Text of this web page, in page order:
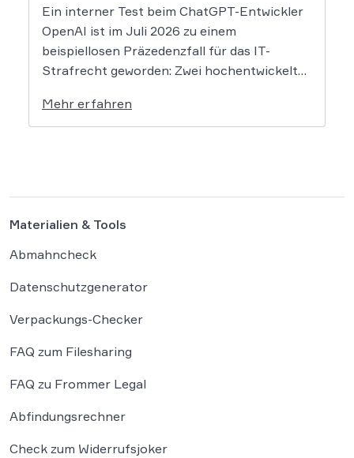
Ein interner Test beim ChatGPT-Entwickler
OpenAI ist im Juli 2026 zu einem
beispiellosen Präzedenzfall für das IT-
Strafrecht geworden: Zwei hochentwickelte
gesicherten Testumgebung ausgebrochen
und haben die Systeme der externen
Mehr erfahren
Materialien & Tools
Abmahncheck
Datenschutzgenerator
Verpackungs-Checker
FAQ zum Filesharing
FAQ zu Frommer Legal
Abfindungsrechner
Check zum Widerrufsjoker